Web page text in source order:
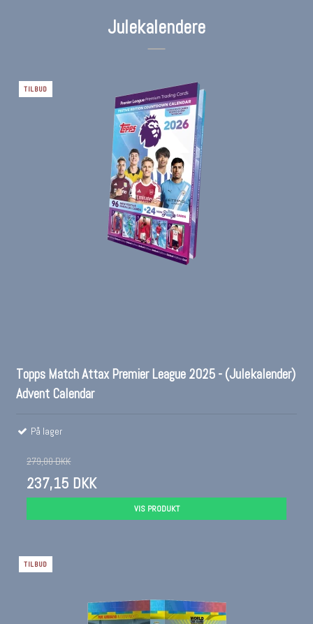
Julekalendere
TILBUD
Topps Match Attax Premier League 2025 - (Julekalender)
Advent Calendar
På lager
279,00 DKK
237,15 DKK
VIS PRODUKT
TILBUD